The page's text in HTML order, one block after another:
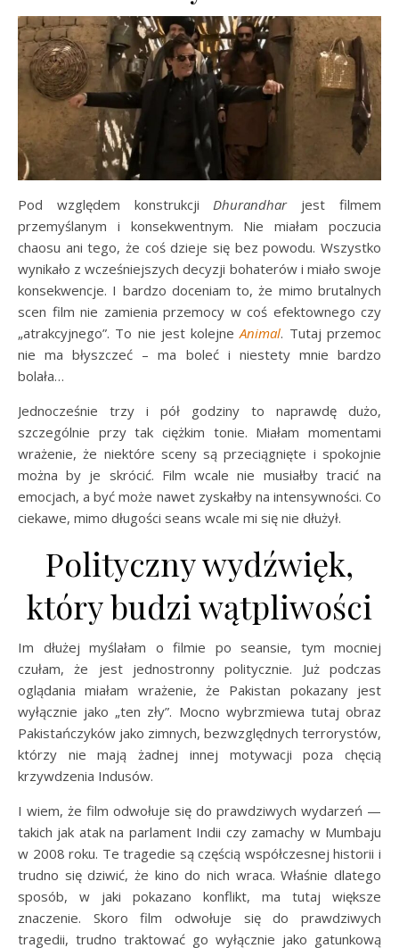
Pod względem konstrukcji Dhurandharjest filmem
przemyślanym i konsekwentnym. Nie miałam poczucia
chaosu ani tego, że coś dzieje się bez powodu. Wszystko
wynikało z wcześniejszych decyzji bohaterów i miało swoje
konsekwencje. I bardzo doceniam to, że mimo brutalnych
scen film nie zamienia przemocy w coś efektownego czy
„atrakcyjnego”. To nie jest kolejneAnimal. Tutaj przemoc
nie ma błyszczeć – ma boleć i niestety mnie bardzo
bolała…
Jednocześnie trzy i pół godziny to naprawdę dużo,
szczególnie przy tak ciężkim tonie. Miałam momentami
wrażenie, że niektóre sceny są przeciągnięte i spokojnie
można by je skrócić. Film wcale nie musiałby tracić na
emocjach, a być może nawet zyskałby na intensywności. Co
ciekawe, mimo długości seans wcale mi się nie dłużył.
Polityczny wydźwięk,
który budzi wątpliwości
Im dłużej myślałam o filmie po seansie, tym mocniej
czułam, że jest jednostronny politycznie. Już podczas
oglądania miałam wrażenie, że Pakistan pokazany jest
wyłącznie jako „ten zły”. Mocno wybrzmiewa tutaj obraz
Pakistańczyków jako zimnych, bezwzględnych terrorystów,
którzy nie mają żadnej innej motywacji poza chęcią
krzywdzenia Indusów.
I wiem, że film odwołuje się do prawdziwych wydarzeń —
takich jak atak na parlament Indii czy zamachy w Mumbaju
w 2008 roku. Te tragedie są częścią współczesnej historii i
trudno się dziwić, że kino do nich wraca. Właśnie dlatego
sposób, w jaki pokazano konflikt, ma tutaj większe
znaczenie. Skoro film odwołuje się do prawdziwych
tragedii, trudno traktować go wyłącznie jako gatunkową